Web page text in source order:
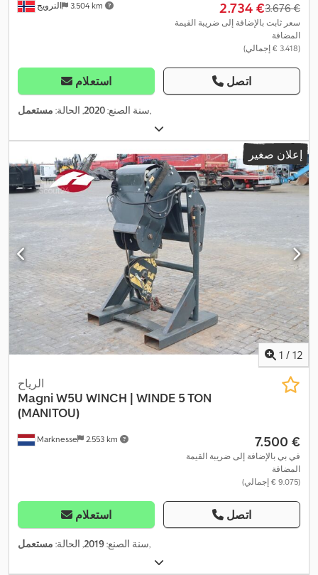
النرويج 3.504 km ‏2.734 € ‏3.676 €
سعر ثابت بالإضافة إلى ضريبة القيمة
المضافة
(‏3.418 € إجمالي)
استعلام اتصل
سنة الصنع:2020, الحالة: مستعمل ,
إعلان صغير
1 / 12
Marknesse 2.553 km
الرياح
MagniW5U WINCH | WINDE 5 TON
(MANITOU)
‏7.500 €
في بي بالإضافة إلى ضريبة القيمة
المضافة
(‏9.075 € إجمالي)
استعلام اتصل
سنة الصنع:2019, الحالة: مستعمل ,